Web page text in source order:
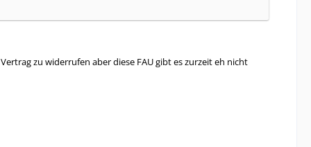
zu widerrufen aber diese FAU gibt es zurzeit eh nicht